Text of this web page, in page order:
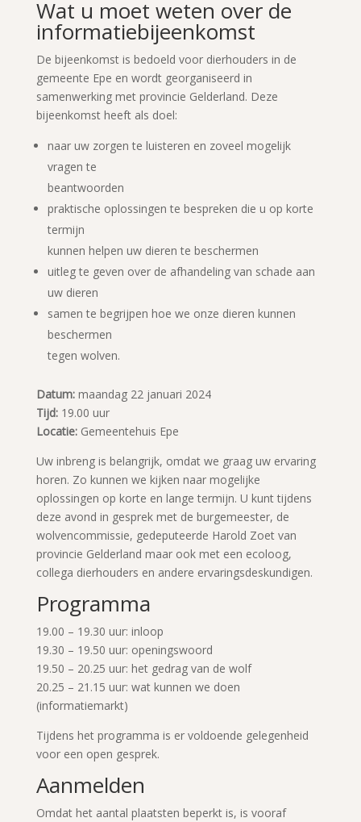
Wat u moet weten over de
informatiebijeenkomst
De bijeenkomst is bedoeld voor dierhouders in de
gemeente Epe en wordt georganiseerd in
samenwerking met provincie Gelderland. Deze
bijeenkomst heeft als doel:
naar uw zorgen te luisteren en zoveel mogelijk
vragen te
beantwoorden
praktische oplossingen te bespreken die u op korte
termijn
kunnen helpen uw dieren te beschermen
uitleg te geven over de afhandeling van schade aan
uw dieren
samen te begrijpen hoe we onze dieren kunnen
beschermen
tegen wolven.
Datum:maandag 22 januari 2024
Tijd: 19.00 uur
Locatie: Gemeentehuis Epe
Uw inbreng is belangrijk, omdat we graag uw ervaring
horen. Zo kunnen we kijken naar mogelijke
oplossingen op korte en lange termijn. U kunt tijdens
deze avond in gesprek met de burgemeester, de
wolvencommissie, gedeputeerde Harold Zoet van
provincie Gelderland maar ook met een ecoloog,
collega dierhouders en andere ervaringsdeskundigen.
Programma
19.00 – 19.30 uur: inloop
19.30 – 19.50 uur: openingswoord
19.50 – 20.25 uur: het gedrag van de wolf
20.25 – 21.15 uur: wat kunnen we doen
(informatiemarkt)
Tijdens het programma is er voldoende gelegenheid
voor een open gesprek.
Aanmelden
Omdat het aantal plaatsten beperkt is, is vooraf